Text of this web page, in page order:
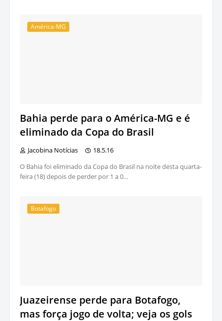
América-MG
Bahia perde para o América-MG e é
eliminado da Copa do Brasil
Jacobina Notícias
18.5.16
O Bahia foi eliminado da Copa do Brasil na noite desta quarta-
feira (18) depois de perder por 1 a 0…
Botafogo
Juazeirense perde para Botafogo,
mas força jogo de volta; veja os gols